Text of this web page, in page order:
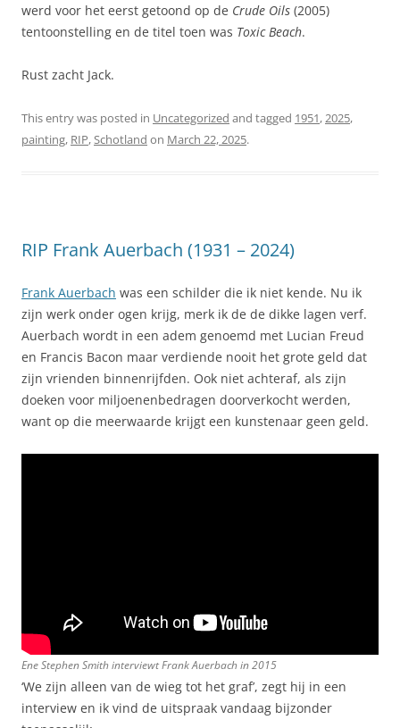
werd voor het eerst getoond op de Crude Oils (2005)
tentoonstelling en de titel toen was Toxic Beach.
Rust zacht Jack.
This entry was posted in Uncategorized and tagged 1951,2025,
painting, RIP,Schotland on March 22, 2025.
RIP Frank Auerbach (1931 – 2024)
Frank Auerbach was een schilder die ik niet kende. Nu ik
zijn werk onder ogen krijg, merk ik de de dikke lagen verf.
Auerbach wordt in een adem genoemd met Lucian Freud
en Francis Bacon maar verdiende nooit het grote geld dat
zijn vrienden binnenrijfden. Ook niet achteraf, als zijn
doeken voor miljoenenbedragen doorverkocht werden,
want op die meerwaarde krijgt een kunstenaar geen geld.
Ene Stephen Smith interviewt Frank Auerbach in 2015
‘We zijn alleen van de wieg tot het graf’, zegt hij in een
interview en ik vind de uitspraak vandaag bijzonder